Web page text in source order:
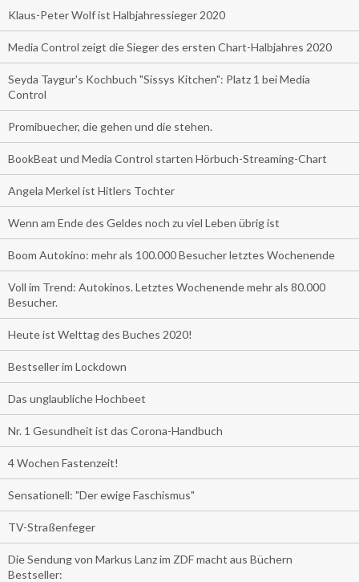
Klaus-Peter Wolf ist Halbjahressieger 2020
Media Control zeigt die Sieger des ersten Chart-Halbjahres 2020
Seyda Taygur's Kochbuch "Sissys Kitchen": Platz 1 bei Media
Control
Promibuecher, die gehen und die stehen.
BookBeat und Media Control starten Hörbuch-Streaming-Chart
Angela Merkel ist Hitlers Tochter
Wenn am Ende des Geldes noch zu viel Leben übrig ist
Boom Autokino: mehr als 100.000 Besucher letztes Wochenende
Voll im Trend: Autokinos. Letztes Wochenende mehr als 80.000
Besucher.
Heute ist Welttag des Buches 2020!
Bestseller im Lockdown
Das unglaubliche Hochbeet
Nr. 1 Gesundheit ist das Corona-Handbuch
4 Wochen Fastenzeit!
Sensationell: "Der ewige Faschismus"
TV-Straßenfeger
Die Sendung von Markus Lanz im ZDF macht aus Büchern
Bestseller: